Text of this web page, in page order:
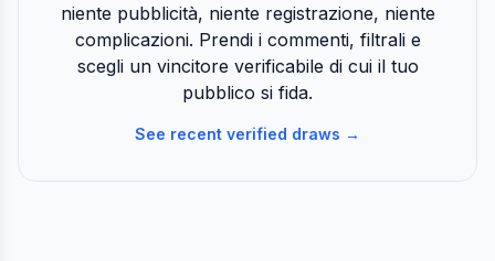
niente pubblicità, niente registrazione, niente
complicazioni. Prendi i commenti, filtrali e
scegli un vincitore verificabile di cui il tuo
pubblico si fida.
See recent verified draws →